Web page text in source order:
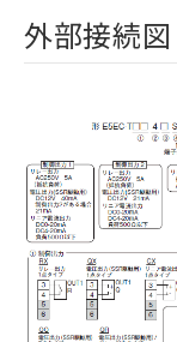
外部接続図